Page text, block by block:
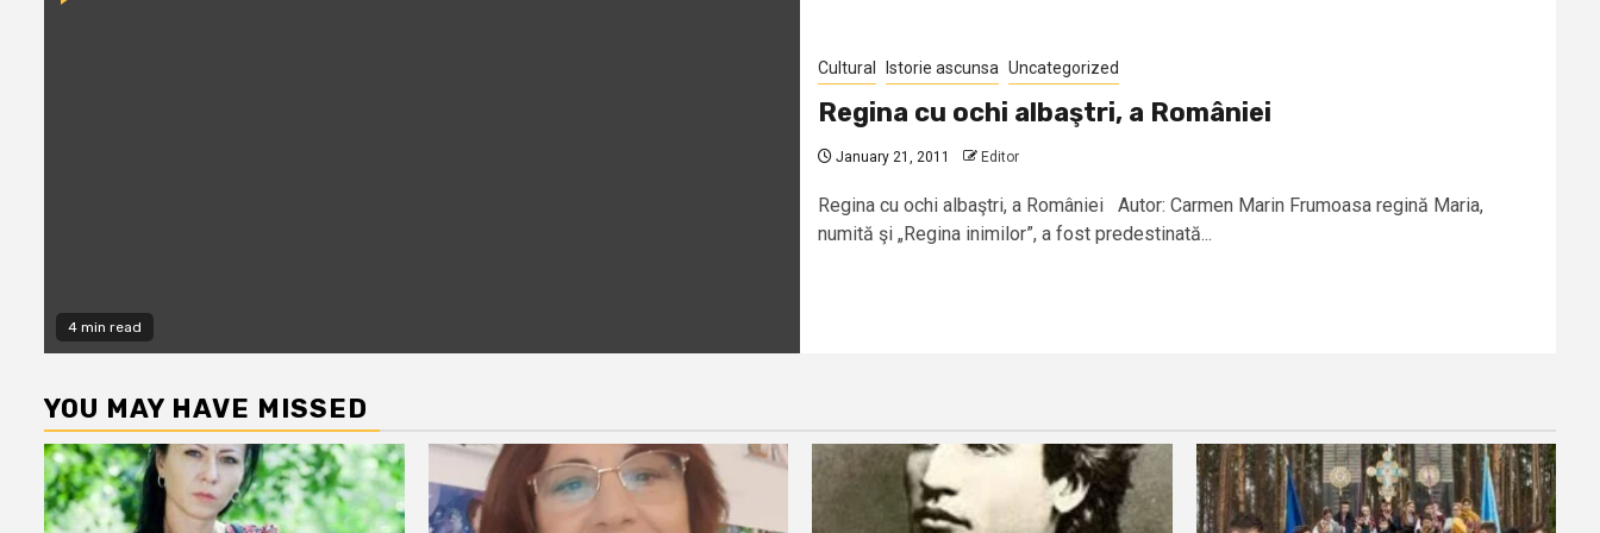
4 min read
Cultural Istorie ascunsa Uncategorized
Regina cu ochi albaştri, a României
January 21, 2011 Editor
Regina cu ochi albaştri, a României Autor: Carmen Marin Frumoasa regină Maria,
numită şi „Regina inimilor”, a fost predestinată...
YOU MAY HAVE MISSED